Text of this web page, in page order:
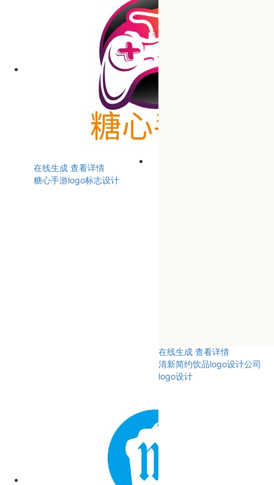
在线生成 查看详情
糖心手游logo标志设计
在线生成 查看详情
清新简约饮品logo设计公司
logo设计